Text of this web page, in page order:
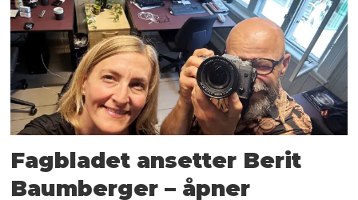
Fagbladet ansetter Berit
Baumberger – åpner